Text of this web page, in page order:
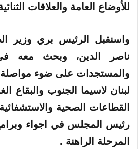
للأوضاع العامة والعلاقات
واسنقبل الرئيس بري وزير
ناصر الدين، وبحث معه في
والمستجدات على ضوء مواصلة
لبنان لاسيما الجنوب والبقاع
القطاعات الصحية
رئيس المجلس في اجواء
المرحلة الراهنة .